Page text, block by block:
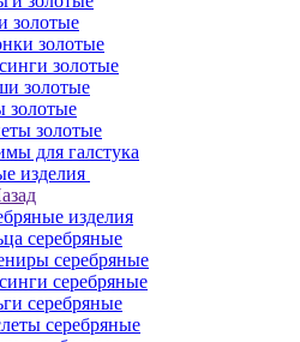
золотые
золотые
золотые
золотые
золотые
золотые
для галстука
изделия
изделия
серебряные
серебряные
серебряные
серебряные
серебряные